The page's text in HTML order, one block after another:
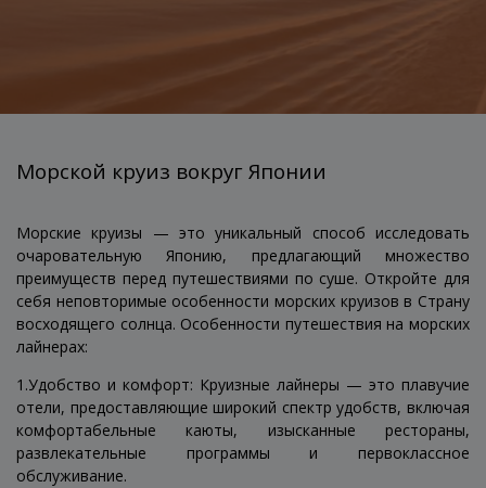
Морской круиз вокруг Японии
Морские круизы — это уникальный способ исследовать
очаровательную Японию, предлагающий множество
преимуществ перед путешествиями по суше. Откройте для
себя неповторимые особенности морских круизов в Страну
восходящего солнца. Особенности путешествия на морских
лайнерах:
1.Удобство и комфорт: Круизные лайнеры — это плавучие
отели, предоставляющие широкий спектр удобств, включая
комфортабельные каюты, изысканные рестораны,
развлекательные программы и первоклассное
обслуживание.